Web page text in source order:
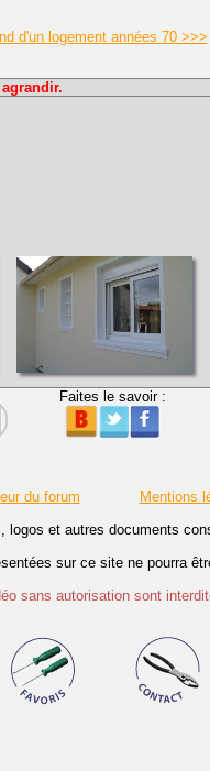
d'un logement années 70 >>>
Faites le savoir :
du forum
Mentions
et autres documents
sur ce site ne pourra
sans autorisation sont